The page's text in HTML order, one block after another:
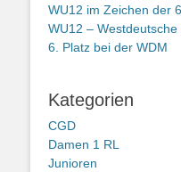
WU12 im Zeichen der 6
WU12 –
6. Platz bei der WDM
Kategorien
CGD
Damen 1 RL
Junioren